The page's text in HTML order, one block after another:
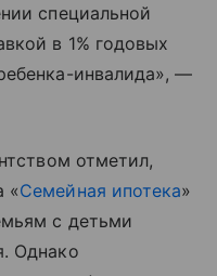
специальной
в 1% годовых
инвалида», —
отметил,
«Семейная ипотека»
с детьми
Однако